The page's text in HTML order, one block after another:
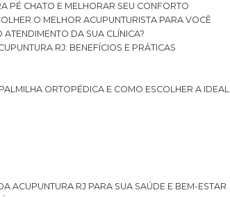
PÉ CHATO E MELHORAR SEU CONFORTO
O MELHOR ACUPUNTURISTA PARA VOCÊ
ATENDIMENTO DA SUA CLÍNICA?
RJ: BENEFÍCIOS E PRÁTICAS
ORTOPÉDICA E COMO ESCOLHER A IDEAL
ACUPUNTURA RJ PARA SUA SAÚDE E BEM-ESTAR